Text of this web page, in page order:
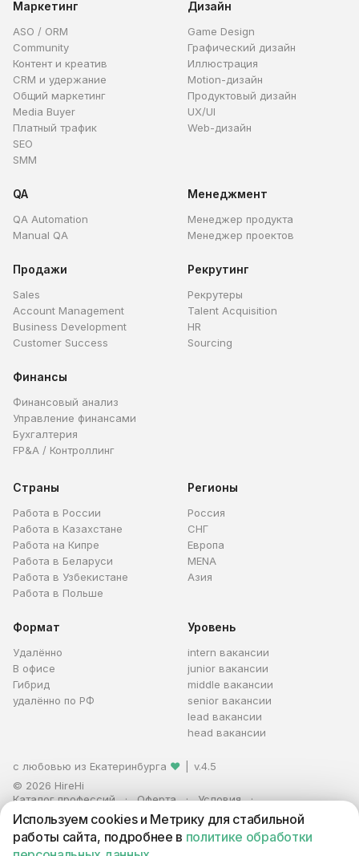
Маркетинг
ASO / ORM
Community
Контент и креатив
CRM и удержание
Общий маркетинг
Media Buyer
Платный трафик
SEO
SMM
Дизайн
Game Design
Графический дизайн
Иллюстрация
Motion-дизайн
Продуктовый дизайн
UX/UI
Web-дизайн
QA
QA Automation
Manual QA
Менеджмент
Менеджер продукта
Менеджер проектов
Продажи
Sales
Account Management
Business Development
Customer Success
Рекрутинг
Рекрутеры
Talent Acquisition
HR
Sourcing
Финансы
Финансовый анализ
Управление финансами
Бухгалтерия
FP&A / Контроллинг
Страны
Работа в России
Работа в Казахстане
Работа на Кипре
Работа в Беларуси
Работа в Узбекистане
Работа в Польше
Регионы
Россия
СНГ
Европа
MENA
Азия
Формат
Удалённо
В офисе
Гибрид
удалённо по РФ
Уровень
intern вакансии
junior вакансии
middle вакансии
senior вакансии
lead вакансии
head вакансии
с любовью из Екатеринбурга ❤
v.4.5
© 2026 HireHi
Каталог профессий
Оферта
Условия
Персональные данные
Реклама
ИП Захаров Антон Алексеевич · ИНН 663005711880 · ОГРНИП
321665800059102
Используем cookies и Метрику для стабильной
работы сайта, подробнее в политике обработки